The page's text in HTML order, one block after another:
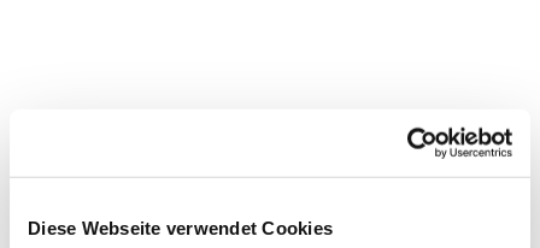
Diese Webseite verwendet Cookies